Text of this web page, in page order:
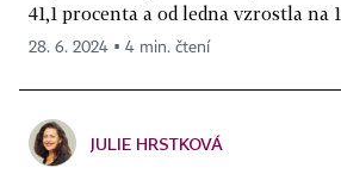
41,1 procenta a od ledna vzrostla na
28. 6. 2024 ▪ 4 min. čtení
JULIE HRSTKOVÁ